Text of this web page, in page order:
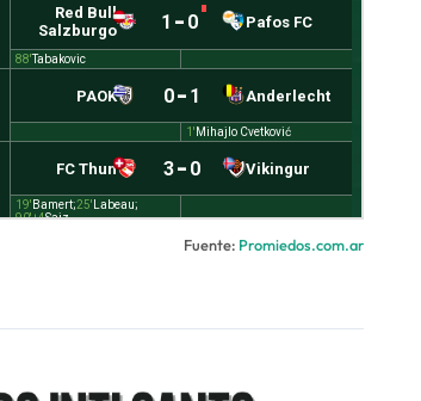
Fuente: Promiedos.com.ar